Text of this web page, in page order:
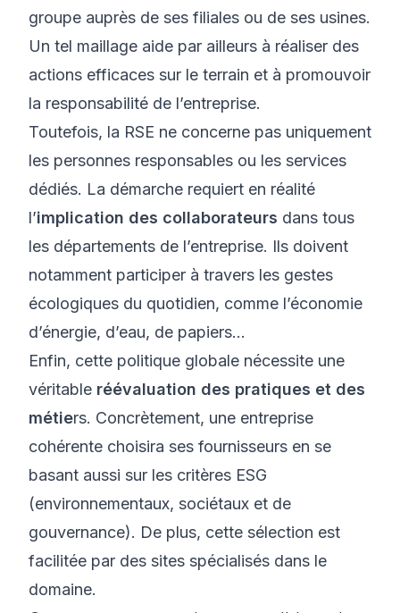
groupe auprès de ses filiales ou de ses usines.
Un tel maillage aide par ailleurs à réaliser des
actions efficaces sur le terrain et à promouvoir
la responsabilité de l’entreprise.
Toutefois, la RSE ne concerne pas uniquement
les personnes responsables ou les services
dédiés. La démarche requiert en réalité
l’implication des collaborateurs dans tous
les départements de l’entreprise. Ils doivent
notamment participer à travers les gestes
écologiques du quotidien, comme l’économie
d’énergie, d’eau, de papiers…
Enfin, cette politique globale nécessite une
véritable réévaluation des pratiques et des
métiers. Concrètement, une entreprise
cohérente choisira ses fournisseurs en se
basant aussi sur les critères ESG
(environnementaux, sociétaux et de
gouvernance). De plus, cette sélection est
facilitée par des sites spécialisés dans le
domaine.